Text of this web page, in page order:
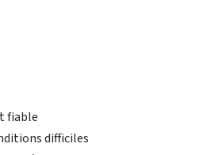
fiable
difficiles